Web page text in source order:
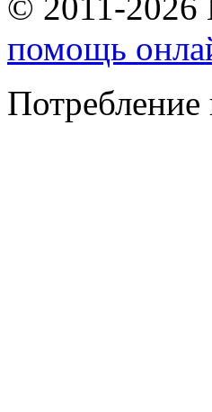
помощь